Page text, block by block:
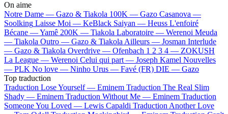
On aime
Notre Dame — Gazo & Tiakola 100K — Gazo Casanova —
Soolking Laisse Moi — KeBlack Saiyan — Heuss L'enfoiré
Bécane —Yamê 200K — Tiakola Laboratoire — Werenoi Meuda
— Tiakola Outro — Gazo & TiakolaAilleurs — Josman Interlude
— Gazo & Tiakola Overdrive — Ofenbach 1 2 3 4 — ZOKUSH
La League — Werenoi Celui qui part — Joseph Kamel Nouvelles
— PLK No love — Ninho Urus — Favé (FR) DIE — Gazo
Top traduction
Traduction Lose Yourself — Eminem Traduction The Real Slim
Shady — Eminem Traduction Without Me — Eminem Traduction
Someone You Loved — Lewis Capaldi Traduction Another Love